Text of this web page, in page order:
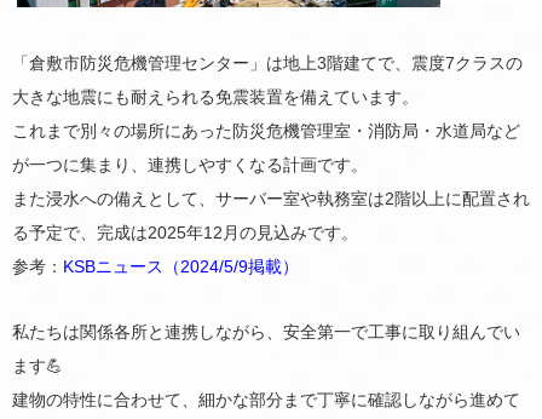
「倉敷市防災危機管理センター」は地上3階建てで、震度7クラスの
大きな地震にも耐えられる免震装置を備えています。
これまで別々の場所にあった防災危機管理室・消防局・水道局など
が一つに集まり、連携しやすくなる計画です。
また浸水への備えとして、サーバー室や執務室は2階以上に配置され
る予定で、完成は2025年12月の見込みです。
参考： KSBニュース（2024/5/9掲載）
私たちは関係各所と連携しながら、安全第一で工事に取り組んでい
ます💪
建物の特性に合わせて、細かな部分まで丁寧に確認しながら進めて